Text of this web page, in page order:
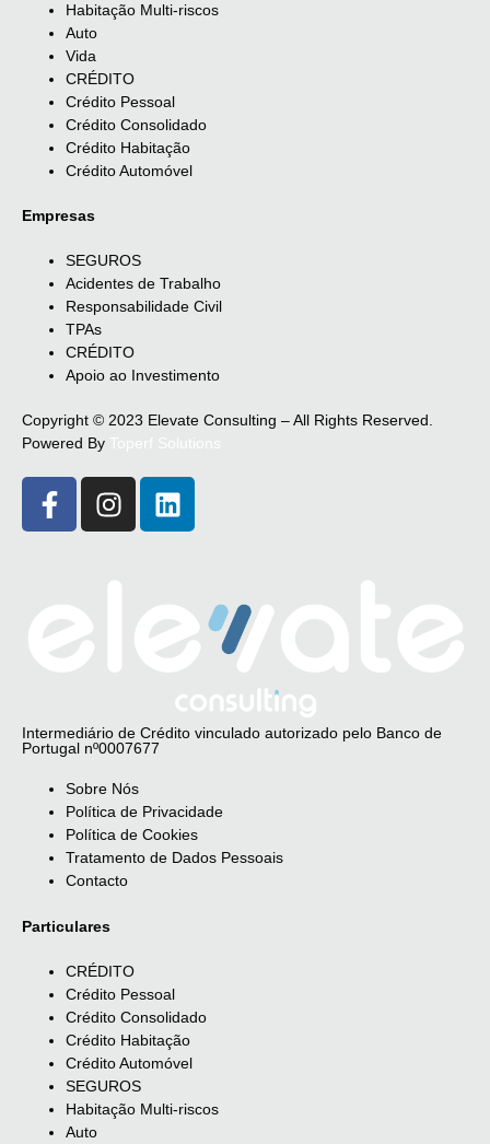
Habitação Multi-riscos
Auto
Vida
CRÉDITO
Crédito Pessoal
Crédito Consolidado
Crédito Habitação
Crédito Automóvel
Empresas
SEGUROS
Acidentes de Trabalho
Responsabilidade Civil
TPAs
CRÉDITO
Apoio ao Investimento
Copyright © 2023 Elevate Consulting – All Rights Reserved.
Powered By
Intermediário de Crédito vinculado autorizado pelo Banco de
Portugal nº0007677
Sobre Nós
Política de Privacidade
Política de Cookies
Tratamento de Dados Pessoais
Contacto
Particulares
CRÉDITO
Crédito Pessoal
Crédito Consolidado
Crédito Habitação
Crédito Automóvel
SEGUROS
Habitação Multi-riscos
Auto